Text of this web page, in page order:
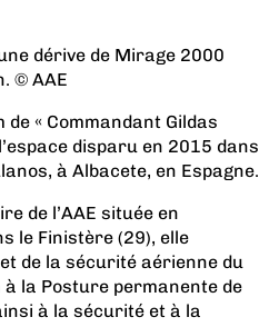
dérive de Mirage 2000
© AAE
« Commandant Gildas
disparu en 2015 dans
à Albacete, en Espagne.
de l’AAE située en
le Finistère (29), elle
de la sécurité aérienne du
la Posture permanente de
à la sécurité et à la